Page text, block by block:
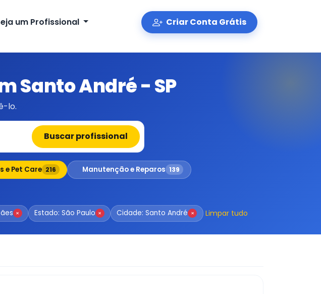
um Profissional Criar Conta Grátis
Santo André - SP
lo.
Buscar profissional
e Pet Care 216 Manutenção e Reparos 139
× Estado: São Paulo × Cidade: Santo André × Limpar tudo